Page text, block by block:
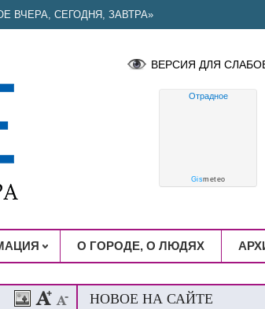
ВЧЕРА, СЕГОДНЯ, ЗАВТРА»
ВЕРСИЯ ДЛЯ
Отрадное
Gismeteo
О ГОРОДЕ, О ЛЮДЯХ
НОВОЕ НА САЙТЕ